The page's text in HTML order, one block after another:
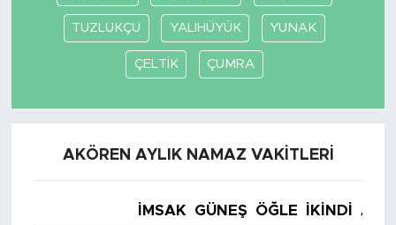
TUZLUKÇU YALIHÜYÜK YUNAK
ÇELTİK ÇUMRA
AKÖREN AYLIK NAMAZ VAKITLERI
İMSAK GÜNEŞ ÖĞLE İKINDI